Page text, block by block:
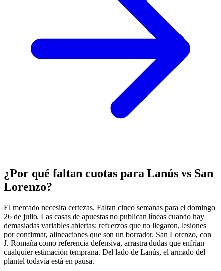
¿Por qué faltan cuotas para Lanús vs San
Lorenzo?
El mercado necesita certezas. Faltan cinco semanas para el domingo
26 de julio. Las casas de apuestas no publican líneas cuando hay
demasiadas variables abiertas: refuerzos que no llegaron, lesiones
por confirmar, alineaciones que son un borrador. San Lorenzo, con
J. Romaña como referencia defensiva, arrastra dudas que enfrían
cualquier estimación temprana. Del lado de Lanús, el armado del
plantel todavía está en pausa.